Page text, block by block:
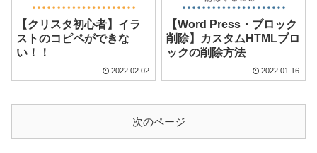
【クリスタ初心者】イラ
ストのコピペができな
い！！
2022.02.02
【Word Press・ブロック
削除】カスタムHTMLブロ
ックの削除方法
2022.01.16
次のページ